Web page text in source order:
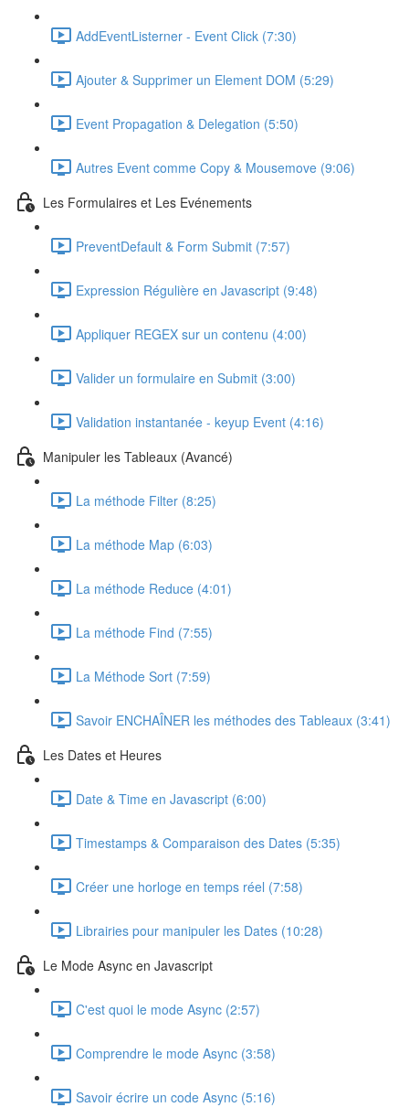
AddEventListerner - Event Click (7:30)
Ajouter & Supprimer un Element DOM (5:29)
Event Propagation & Delegation (5:50)
Autres Event comme Copy & Mousemove (9:06)
Les Formulaires et Les Evénements
PreventDefault & Form Submit (7:57)
Expression Régulière en Javascript (9:48)
Appliquer REGEX sur un contenu (4:00)
Valider un formulaire en Submit (3:00)
Validation instantanée - keyup Event (4:16)
Manipuler les Tableaux (Avancé)
La méthode Filter (8:25)
La méthode Map (6:03)
La méthode Reduce (4:01)
La méthode Find (7:55)
La Méthode Sort (7:59)
Savoir ENCHAÎNER les méthodes des Tableaux (3:41)
Les Dates et Heures
Date & Time en Javascript (6:00)
Timestamps & Comparaison des Dates (5:35)
Créer une horloge en temps réel (7:58)
Librairies pour manipuler les Dates (10:28)
Le Mode Async en Javascript
C'est quoi le mode Async (2:57)
Comprendre le mode Async (3:58)
Savoir écrire un code Async (5:16)